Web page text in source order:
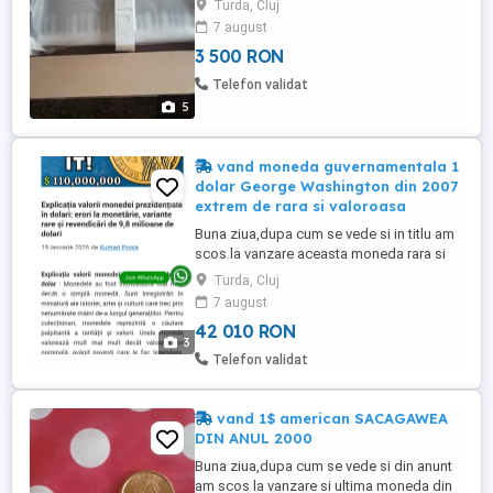
5
scoasa din cutie doar pentru poze si
incercata la magazin cand am cumparat--
o.Din cate am inteles este un sintetizator
extrem de versatil atat pentru scena cat si
Turda, Cluj
7 august
3 500 RON
Telefon validat
3
vand moneda guvernamentala 1
dolar George Washington din 2007
extrem de rara si valoroasa
Buna ziua,dupa cum se vede si in titlu am
scos la vanzare aceasta moneda rara si
valoroasa,pentru ca nu este doar o
moneda obisnuita,este o moneda
guvernamentala.Programul Prezidential de
Monede de 1 Dolar a fost lansat in 2007
pentru a onora fostii presedinti ai
...
Turda, Cluj
7 august
42 010 RON
Telefon validat
vand 1$ american SACAGAWEA
DIN ANUL 2000
Buna ziua,dupa cum se vede si din anunt
am scos la vanzare si ultima moneda din